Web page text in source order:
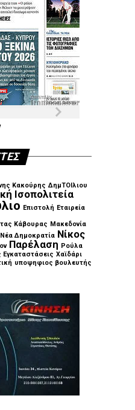
Κακούρης ΔημΤΟΙλιου
Ισοπολιτεία
Επιστολή Εταιρεία
Κάβουρας Μακεδονία
Νέα Δημοκρατία Νίκος
Παρέλαση Ρούλα
Εγκαταστάσεις Χαϊδάρι
υποψηφιος βουλευτής